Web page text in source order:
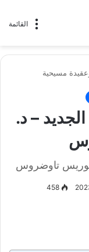
القائمة
مسيحية
– د.
موريس تاوضروس
458